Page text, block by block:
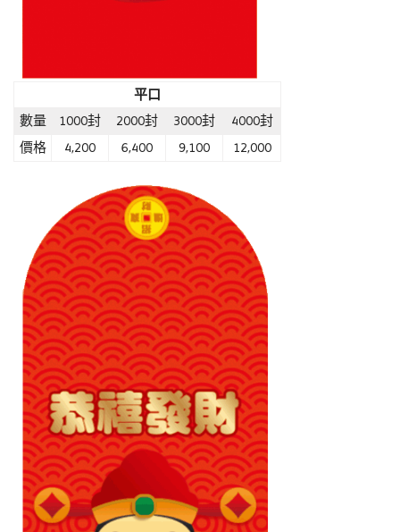
平口
數量
1000封 2000封 3000封
4000封
價格
4,200 6,400 9,100 12,000